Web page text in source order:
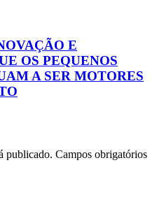
E
OS PEQUENOS
A SER MOTORES
publicado. Campos obrigatórios